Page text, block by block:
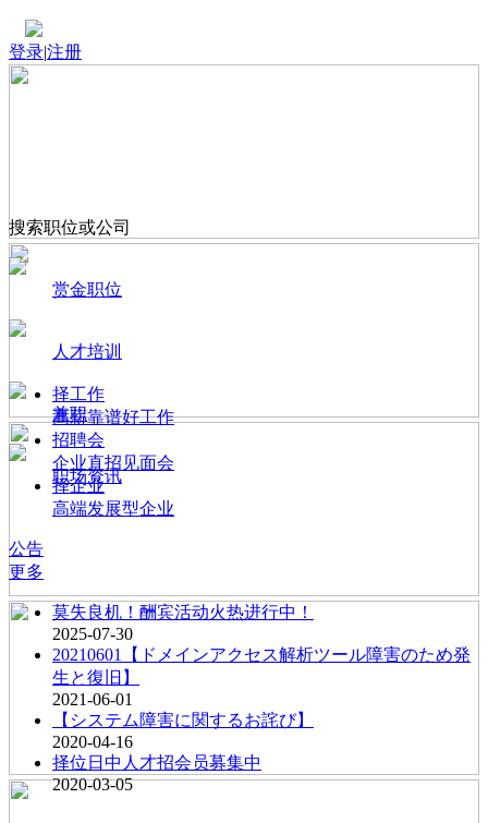
登录|注册
搜索职位或公司
赏金职位
人才培训
兼职
职场资讯
择工作
高薪靠谱好工作
招聘会
企业直招见面会
择企业
高端发展型企业
公告
更多
莫失良机！酬宾活动火热进行中！
2025-07-30
20210601【ドメインアクセス解析ツール障害のため発
生と復旧】
2021-06-01
【システム障害に関するお詫び】
2020-04-16
择位日中人才招会员募集中
2020-03-05